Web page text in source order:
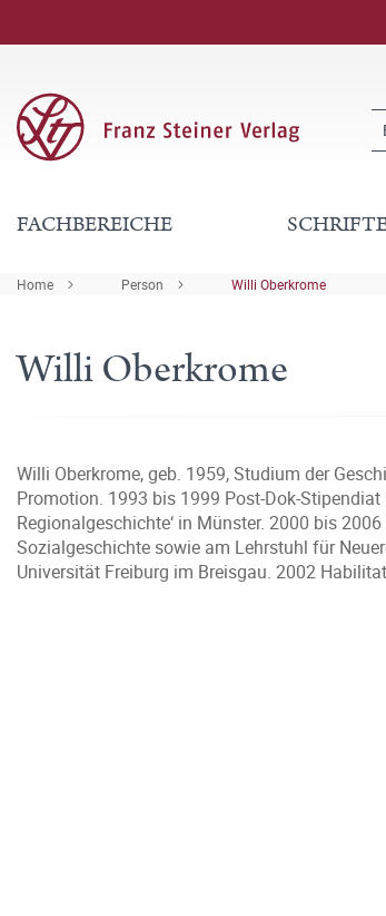
FACHBEREICHE
Home Person Willi Oberkrome
Willi Oberkrome
Willi Oberkrome, geb. 1959, Studium der
Promotion. 1993 bis 1999 Post-Dok-
Regionalgeschichte‘ in Münster. 2000 bis
Sozialgeschichte sowie am Lehrstuhl für
Universität Freiburg im Breisgau. 2002